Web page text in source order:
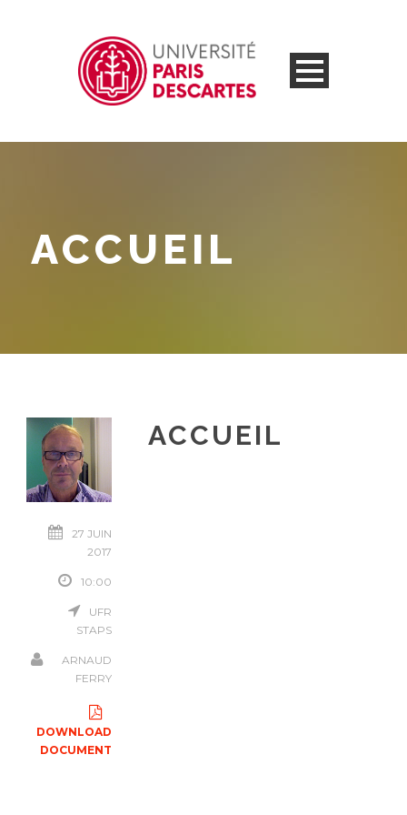
ACCUEIL
27 JUIN
2017
10:00
UFR
STAPS
ARNAUD
FERRY
DOWNLOAD
DOCUMENT
ACCUEIL